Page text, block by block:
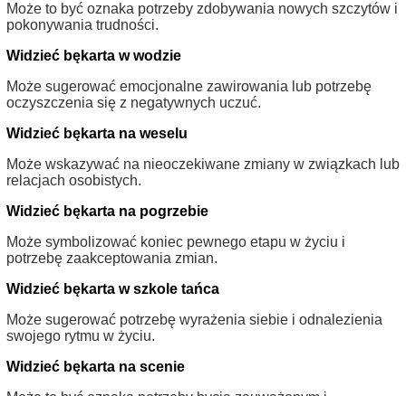
Może to być oznaka potrzeby zdobywania nowych szczytów i
pokonywania trudności.
Widzieć bękarta w wodzie
Może sugerować emocjonalne zawirowania lub potrzebę
oczyszczenia się z negatywnych uczuć.
Widzieć bękarta na weselu
Może wskazywać na nieoczekiwane zmiany w związkach lub
relacjach osobistych.
Widzieć bękarta na pogrzebie
Może symbolizować koniec pewnego etapu w życiu i
potrzebę zaakceptowania zmian.
Widzieć bękarta w szkole tańca
Może sugerować potrzebę wyrażenia siebie i odnalezienia
swojego rytmu w życiu.
Widzieć bękarta na scenie